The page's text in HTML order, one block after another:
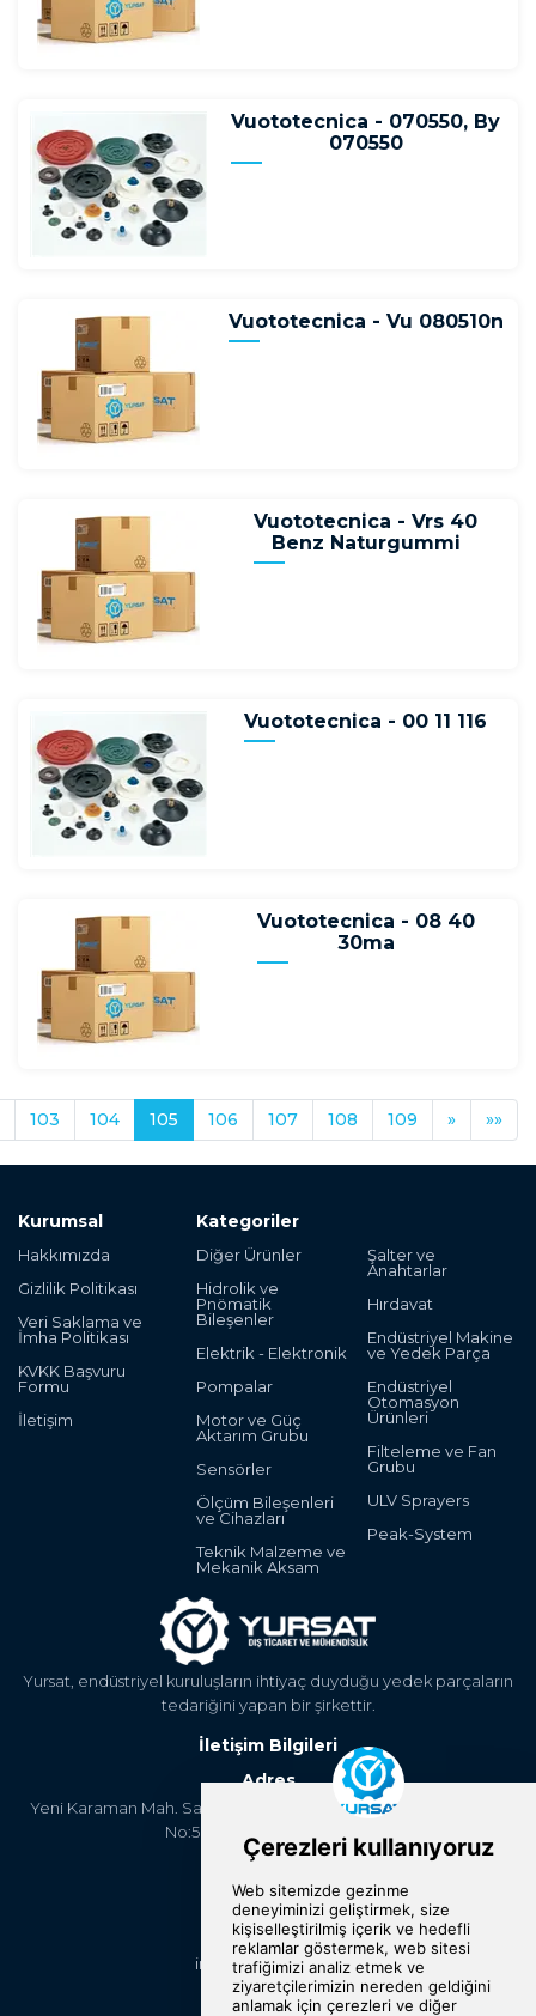
Vuototecnica - 070550, By
070550
Vuototecnica - Vu 080510n
Vuototecnica - Vrs 40
Benz Naturgummi
Vuototecnica - 00 11 116
Vuototecnica - 08 40
30ma
103 104 105 106 107 108 109 » »»
Yursat, endüstriyel kuruluşların ihtiyaç duyduğu yedek parçaların
tedariğini yapan bir şirkettir.
Kurumsal
Hakkımızda
Gizlilik Politikası
Veri Saklama ve
İmha Politikası
KVKK Başvuru
Formu
İletişim
Kategoriler
Diğer Ürünler
Hidrolik ve
Pnömatik
Bileşenler
Elektrik - Elektronik
Pompalar
Motor ve Güç
Aktarım Grubu
Sensörler
Ölçüm Bileşenleri
ve Cihazları
Teknik Malzeme ve
Mekanik Aksam
Şalter ve
Anahtarlar
Hırdavat
Endüstriyel Makine
ve Yedek Parça
Endüstriyel
Otomasyon
Ürünleri
Filteleme ve Fan
Grubu
ULV Sprayers
Peak-System
İletişim Bilgileri
Adres
Yeni Karaman Mah. Sanayi Cad. 4. Kantar Sok. Asya Plaza Kat:5
No:505 Osmangazi/BURSA
+90 224 2400304
E-Posta
info@yursat.com.tr
Bizi Takip Edin